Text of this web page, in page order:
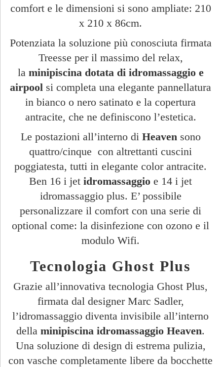
comfort e le dimensioni si sono ampliate: 210
x 210 x 86cm.
Potenziata la soluzione più conosciuta firmata
Treesse per il massimo del relax,
la minipiscina dotata di idromassaggio e
airpool si completa una elegante pannellatura
in bianco o nero satinato e la copertura
antracite, che ne definiscono l’estetica.
Le postazioni all’interno di Heaven sono
quattro/cinque con altrettanti cuscini
poggiatesta, tutti in elegante color antracite.
Ben 16 i jet idromassaggio e 14 i jet
idromassaggio plus. E’ possibile
personalizzare il comfort con una serie di
optional come: la disinfezione con ozono e il
modulo Wifi.
Tecnologia Ghost Plus
Grazie all’innovativa tecnologia Ghost Plus,
firmata dal designer Marc Sadler,
l’idromassaggio diventa invisibile all’interno
della minipiscina idromassaggio Heaven.
Una soluzione di design di estrema pulizia,
con vasche completamente libere da bocchette